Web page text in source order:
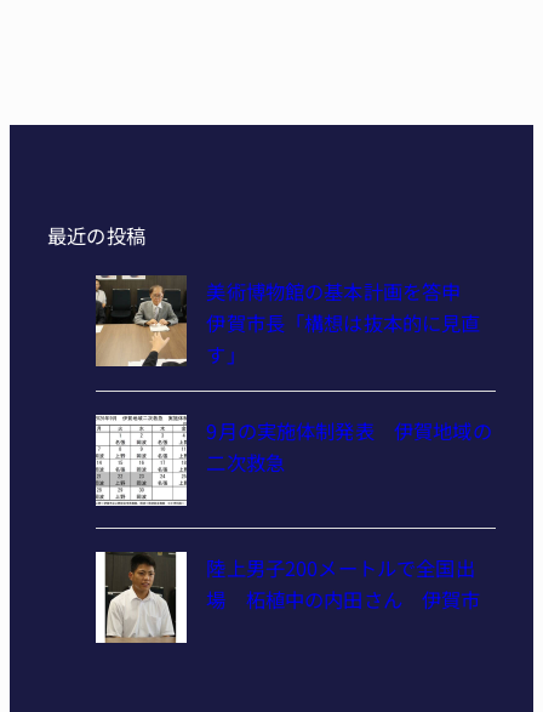
最近の投稿
美術博物館の基本計画を答申
伊賀市長「構想は抜本的に見直
す」
9月の実施体制発表 伊賀地域の
二次救急
陸上男子200メートルで全国出
場 柘植中の内田さん 伊賀市